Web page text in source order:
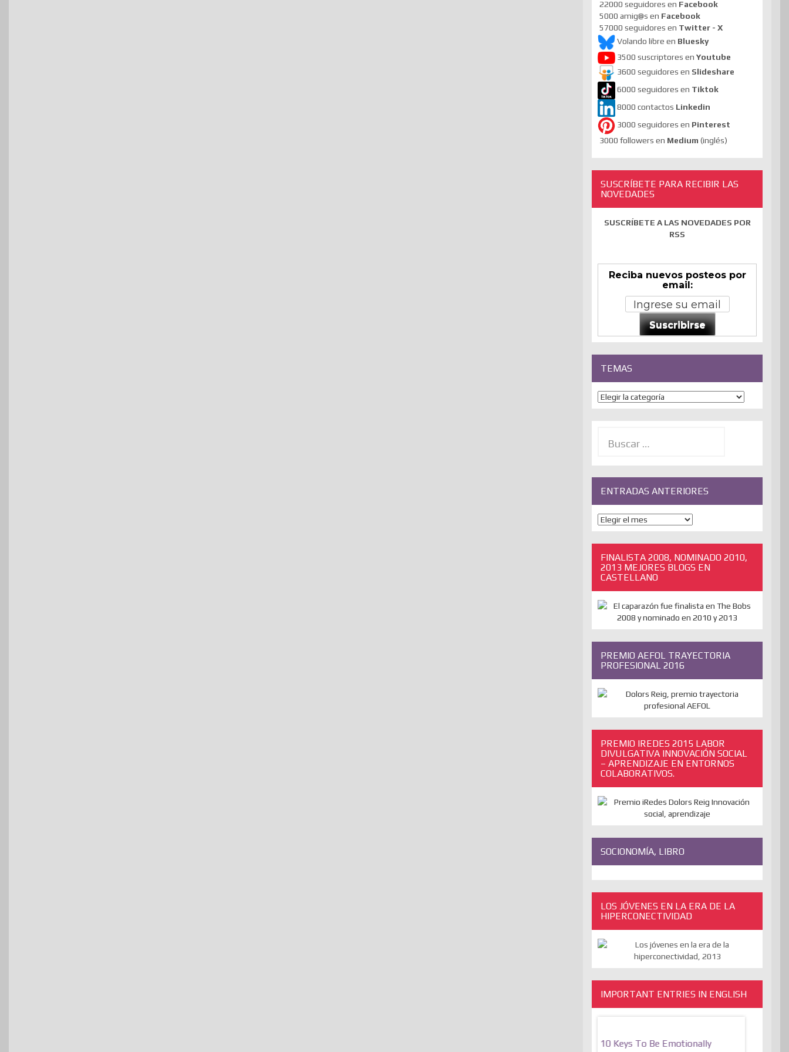
22000 seguidores en Facebook
5000 amig@s en Facebook
57000 seguidores en Twitter - X
Volando libre en Bluesky
3500 suscriptores en Youtube
3600 seguidores en Slideshare
6000 seguidores en Tiktok
8000 contactos Linkedin
3000 seguidores en Pinterest
3000 followers en Medium (inglés)
SUSCRÍBETE PARA RECIBIR LAS
NOVEDADES
SUSCRÍBETE A LAS NOVEDADES POR
RSS
Reciba nuevos posteos por
email:
Suscribirse
TEMAS
Temas
ENTRADAS ANTERIORES
ENTRADAS
ANTERIORES
FINALISTA 2008, NOMINADO 2010,
2013 MEJORES BLOGS EN
CASTELLANO
PREMIO AEFOL TRAYECTORIA
PROFESIONAL 2016
PREMIO IREDES 2015 LABOR
DIVULGATIVA INNOVACIÓN SOCIAL
– APRENDIZAJE EN ENTORNOS
COLABORATIVOS.
SOCIONOMÍA, LIBRO
LOS JÓVENES EN LA ERA DE LA
HIPERCONECTIVIDAD
IMPORTANT ENTRIES IN ENGLISH
10 Keys To Be Emotionally